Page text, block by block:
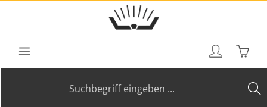
Zum Hauptinhalt springen